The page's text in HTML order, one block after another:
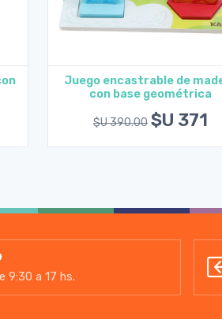
Agregar al carrito
Juego encastrable de
con base geométrica
$U 390.00 $U 371
9:30 a 17 hs.